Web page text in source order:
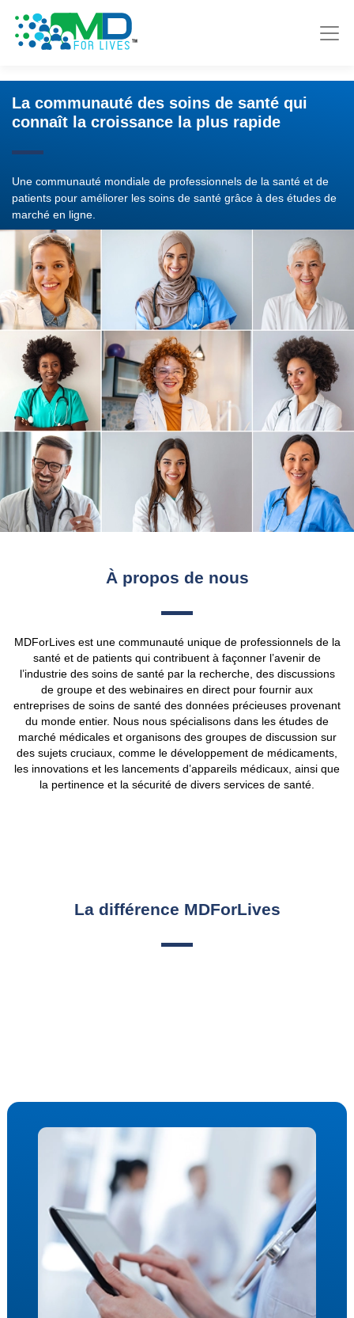
La communauté des soins de santé qui
connaît la croissance la plus rapide
Une communauté mondiale de professionnels de la santé et de
patients pour améliorer les soins de santé grâce à des études de
marché en ligne.
À propos de nous
MDForLives est une communauté unique de professionnels de la
santé et de patients qui contribuent à façonner l’avenir de
l’industrie des soins de santé par la recherche, des discussions
de groupe et des webinaires en direct pour fournir aux
entreprises de soins de santé des données précieuses provenant
du monde entier. Nous nous spécialisons dans les études de
marché médicales et organisons des groupes de discussion sur
des sujets cruciaux, comme le développement de médicaments,
les innovations et les lancements d’appareils médicaux, ainsi que
la pertinence et la sécurité de divers services de santé.
La différence MDForLives